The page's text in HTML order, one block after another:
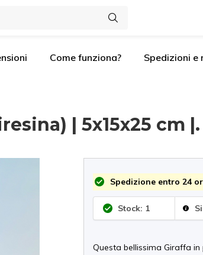
Come funziona? Spedizioni e
| 5x15x25 cm |.
Spedizione entro 24
Stock: 1
Questa bellissima Giraffa